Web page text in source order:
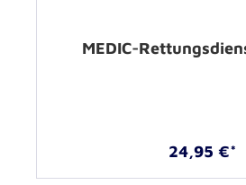
MEDIC-
24,95 €*